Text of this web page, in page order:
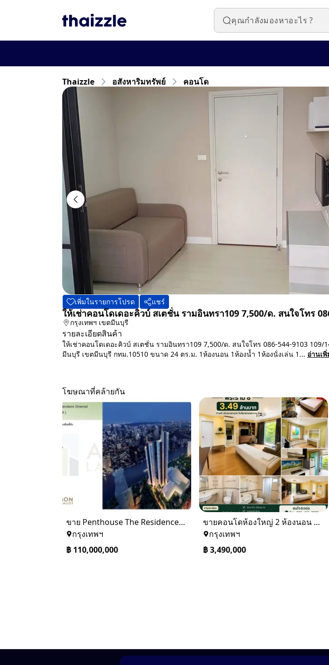
Thaizzle อสังหาริมทรัพย์ คอนโด
เพิ่มในรายการโปรด แชร์
ให้เช่าคอนโดเดอะคิวบ์ สเตชั่น รามอินทรา109 7,500/ด. สนใจโทร
กรุงเทพฯ เขตมีนบุรี
รายละเอียดสินค้า
ให้เช่าคอนโดเดอะคิวบ์ สเตชั่น รามอินทรา109 7,500/ด. สนใจโทร 086-544-9103 109/
มีนบุรี เขตมีนบุรี กทม.10510 ขนาด 24 ตร.ม. 1ห้องนอน 1ห้องน้ำ 1ห้องนั่งเล่น 1... อ่านเ
โฆษณาที่คล้ายกัน
ขาย Penthouse The Residences at Mandarin Oriental Bangkok (ICONSIAM)
กรุงเทพฯ
฿ 110,000,000
ขายคอนโดห้องใหญ่ 2 ห้องนอน ทำเลพระราม 8 Lumpini Place Rama VIII
กรุงเทพฯ
฿3,490,000